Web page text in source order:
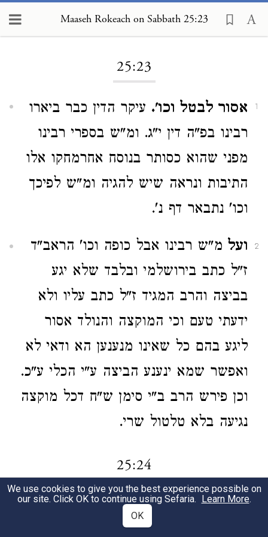
Maaseh Rokeach on Sabbath 25:23
25:23
1 אסור לבטל וכו'. עיקר הדין כבר ביארו
רבינו בפ"ה דין י"ג. ומ"ש בספרי רבינו
מפני שהוא כסותר בנוסח אחרמחקו אלו
התיבות ונראה שיש להגיה ומ"ש לפיכך
וכו' נתבאר דף נ'.
2 ועל מ"ש רבינו אבל כופה וכו' הראב"ד
ז"ל כתב בירושלמי ובלבד שלא יגע
בביצה והרב המגיד ז"ל כתב עליו ולא
ידעתי טעם וכי המוקצה והנולד אסור
ליגע בהם כל שאינו מנענען הא ודאי לא
ואפשר שמא ינענע הביצה ע"י הכלי ע"כ.
וכן פירש הרב ב"י סימן ש"ח דכל מוקצה
נגיעה בלא טלטול שרי.
25:24
נותנין כלי וכו'. משנה בביצה דף ל"ו . ופי'
We use cookies to give you the best experience possible on
our site. Click OK to continue using Sefaria. Learn More.
OK